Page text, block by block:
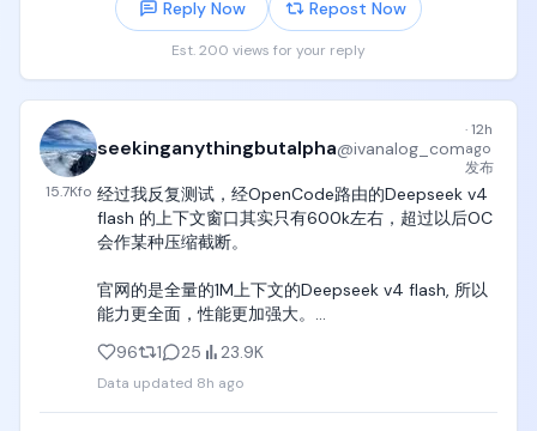
Reply Now Repost Now
Est. 200 views for your reply
15.7Kfo
seekinganythingbutalpha@ivanalog_com
·12h
ago
发布
经过我反复测试，经OpenCode路由的Deepseek v4
flash 的上下文窗口其实只有600k左右，超过以后OC
会作某种压缩截断。
官网的是全量的1M上下文的Deepseek v4 flash, 所以
能力更全面，性能更加强大。
很多人对Deepseek能力的评价区别很大，可能也有这
个原因。
96 1 25 23.9K
Data updated 8h ago